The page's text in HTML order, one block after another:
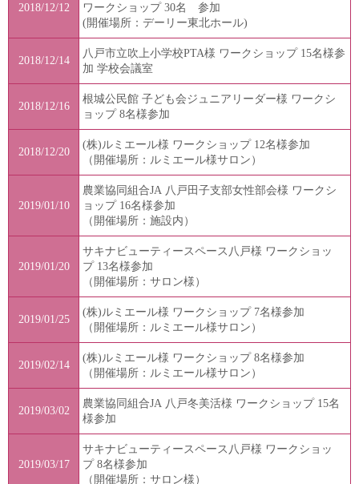
2018/12/12
ワークショップ 30名 参加
(開催場所：デーリー東北ホール)
2018/12/14
八戸市立吹上小学校PTA様 ワークショップ 15名様参
加 学校会議室
2018/12/16
根城公民館 子ども会ジュニアリーダー様 ワークシ
ョップ 8名様参加
2018/12/20
(株)ルミエール様 ワークショップ 12名様参加
（開催場所：ルミエール様サロン）
2019/01/10
農業協同組合JA 八戸田子支部女性部会様 ワークシ
ョップ 16名様参加
（開催場所：施設内）
2019/01/20
サキナビューティースペース八戸様 ワークショッ
プ 13名様参加
（開催場所：サロン様）
2019/01/25
(株)ルミエール様 ワークショップ 7名様参加
（開催場所：ルミエール様サロン）
2019/02/14
(株)ルミエール様 ワークショップ 8名様参加
（開催場所：ルミエール様サロン）
2019/03/02
農業協同組合JA 八戸冬美活様 ワークショップ 15名
様参加
2019/03/17
サキナビューティースペース八戸様 ワークショッ
プ 8名様参加
（開催場所：サロン様）